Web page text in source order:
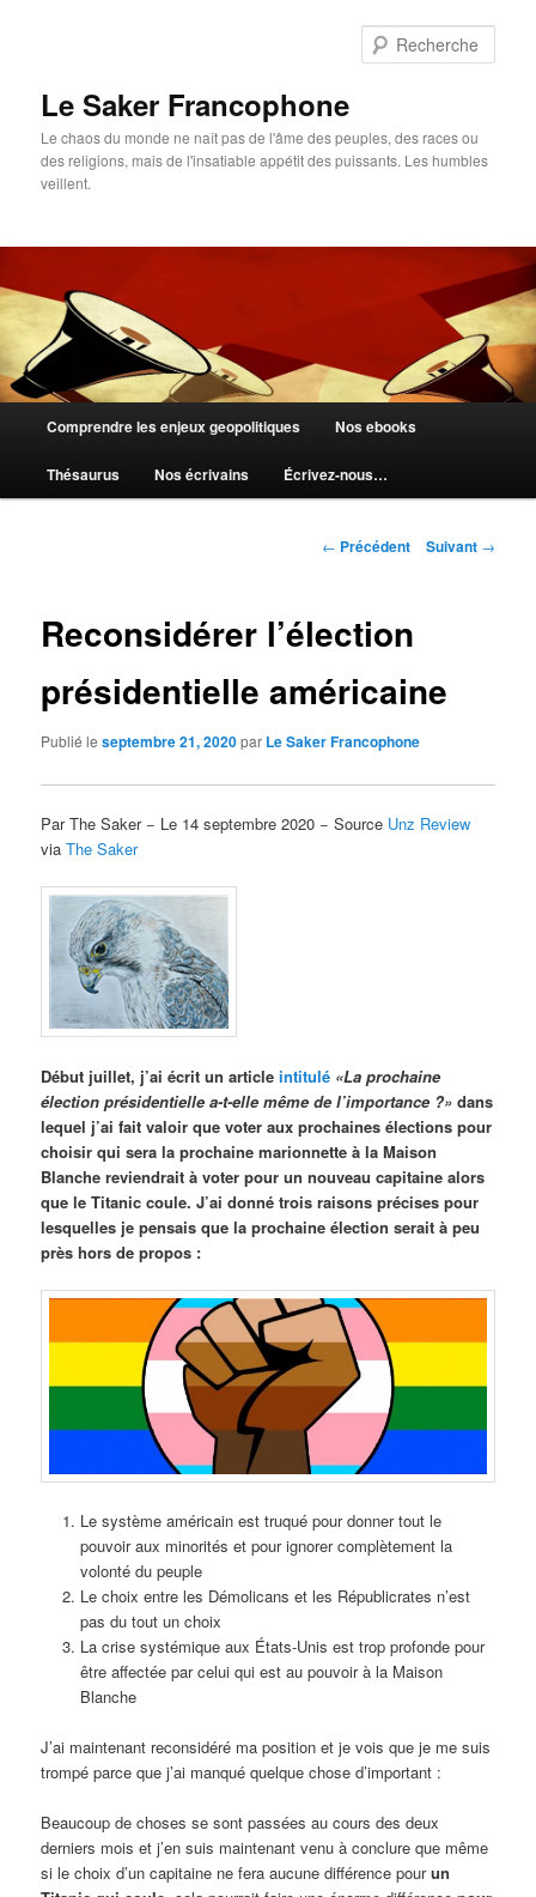
Le Saker Francophone
Le chaos du monde ne naît pas de l'âme des peuples, des races ou
des religions, mais de l'insatiable appétit des puissants. Les humbles
veillent.
principal
Comprendre les enjeux geopolitiques Nos ebooks
Thésaurus Nos écrivains Écrivez-nous…
Navigation
← Précédent Suivant →
Reconsidérer l’élection
présidentielle américaine
Publié leseptembre 21, 2020par Le Saker Francophone
Par The Saker − Le 14 septembre 2020 − Source Unz Review
viaThe Saker
Début juillet, j’ai écrit un articleintitulé «La prochaine
élection présidentielle a-t-elle même de l’importance ?» dans
lequel j’ai fait valoir que voter aux prochaines élections pour
choisir qui sera la prochaine marionnette à la Maison
Blanche reviendrait à voter pour un nouveau capitaine alors
que le Titanic coule. J’ai donné trois raisons précises pour
lesquelles je pensais que la prochaine élection serait à peu
près hors de propos :
Le système américain est truqué pour donner tout le
pouvoir aux minorités et pour ignorer complètement la
volonté du peuple
Le choix entre les Démolicans et les Républicrates n’est
pas du tout un choix
La crise systémique aux États-Unis est trop profonde pour
être affectée par celui qui est au pouvoir à la Maison
Blanche
J’ai maintenant reconsidéré ma position et je vois que je me suis
trompé parce que j’ai manqué quelque chose d’important :
Beaucoup de choses se sont passées au cours des deux
derniers mois et j’en suis maintenant venu à conclure que même
si le choix d’un capitaine ne fera aucune différence pourun